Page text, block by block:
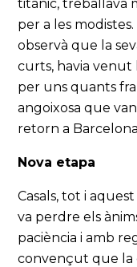
titànic, treballava
per a les
observà que la
curts, havia venut
per uns quants
angoixosa que
retorn a
Nova etapa
Casals, tot i
va perdre els
paciència i amb
convençut que la